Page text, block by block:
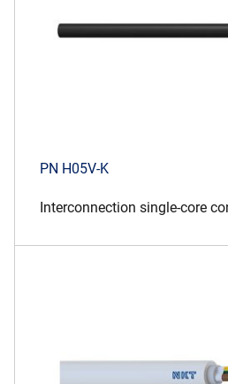
PN H05V-K
Interconnection single-core